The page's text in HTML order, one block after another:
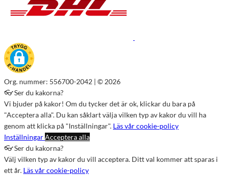
Org. nummer: 556700-2042 | © 2026
👓 Ser du kakorna?
Vi bjuder på kakor! Om du tycker det är ok, klickar du bara på
"Acceptera alla". Du kan såklart välja vilken typ av kakor du vill ha
genom att klicka på "Inställningar". Läs vår cookie-policy
InställningarAcceptera alla
👓 Ser du kakorna?
Välj vilken typ av kakor du vill acceptera. Ditt val kommer att sparas i
ett år. Läs vår cookie-policy